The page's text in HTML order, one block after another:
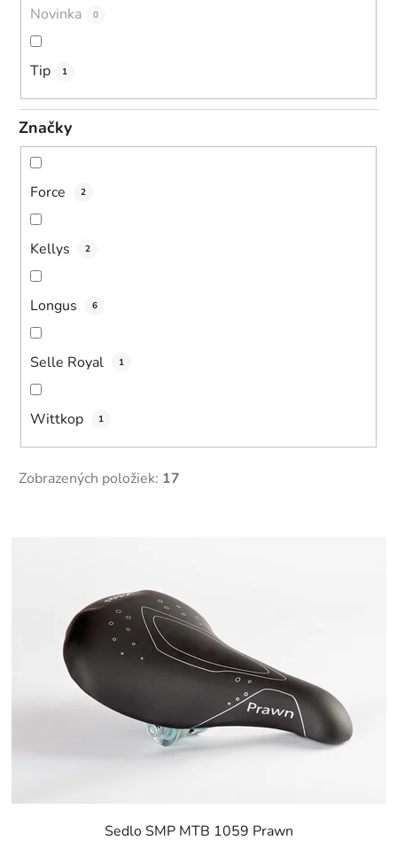
Novinka 0
Tip 1
Značky
Force 2
Kellys 2
Longus 6
Selle Royal 1
Wittkop 1
Zobrazených položiek: 17
o
Sedlo SMP MTB 1059 Prawn